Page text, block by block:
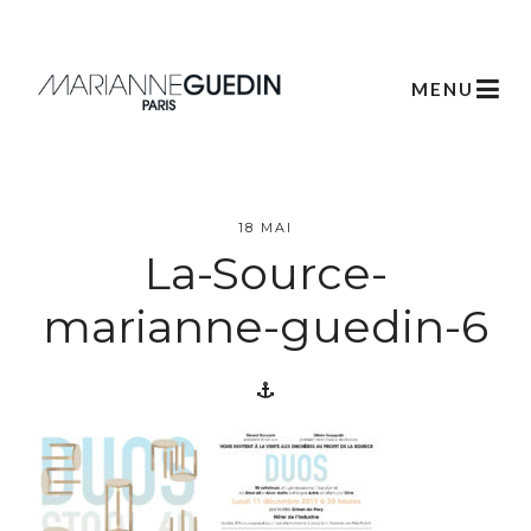
MENU
Créations
Scénographie
Végétale
Créations
Artistiques
18 MAI
La-Source-
marianne-guedin-6